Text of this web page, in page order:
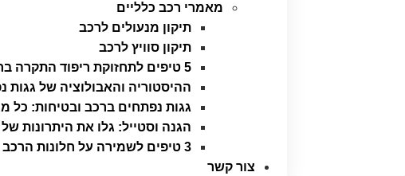
מאמרי רכב כלליים
תיקון מנעולים לרכב
תיקון סוויץ לרכב
5 טיפים לתחזוקת ריפוד התקרה ברכב
ההיסטוריה והאבולוציה של גגות
גגות נפתחים ברכב ובטיחות: כל
הגנה וסטייל: גלו את היתרונות
3 טיפים לשמירה על חלונות הרכב
צור קשר